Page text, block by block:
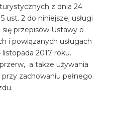
z dnia 24
ust. 2 do niniejszej usługi
przepisów Ustawy o
i powiązanych usługach
2017 roku.
a także używania
zachowaniu pełnego